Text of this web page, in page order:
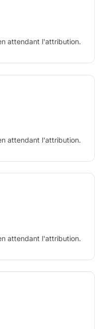
attendant l'attribution.
attendant l'attribution.
attendant l'attribution.